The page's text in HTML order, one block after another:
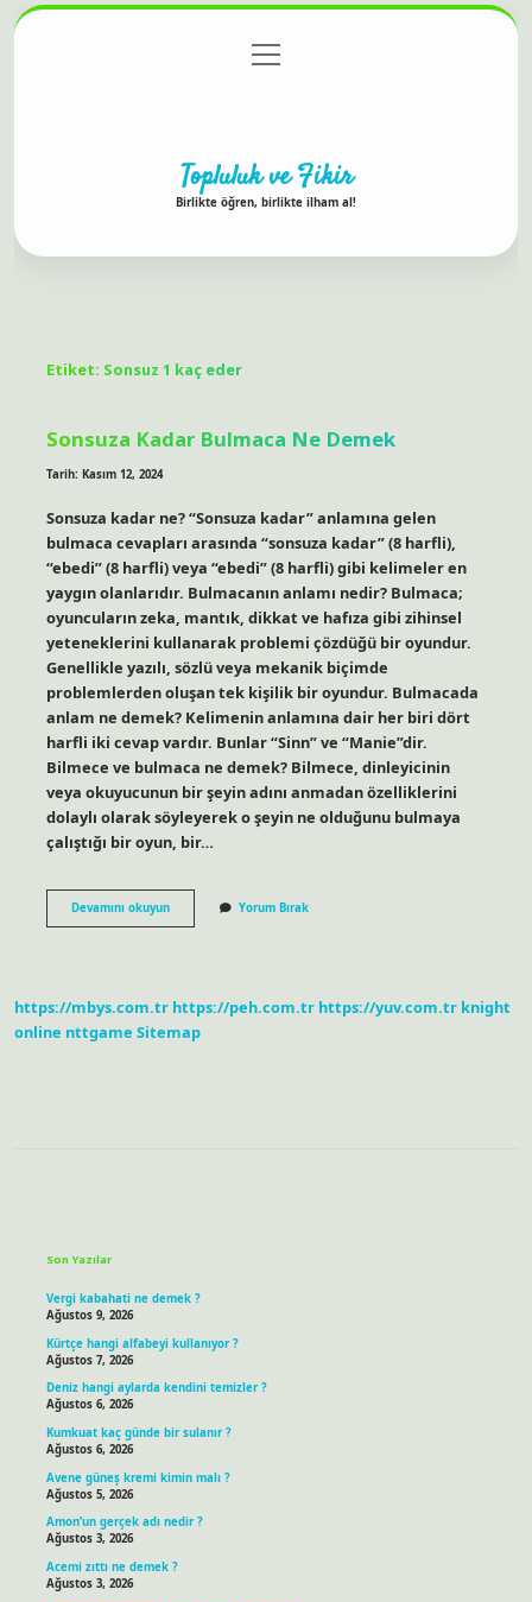
Gizlilik Politikası
menüyü
aç
Topluluk ve Fikir
Birlikte öğren, birlikte ilham al!
Etiket: Sonsuz 1 kaç eder
Sonsuza Kadar Bulmaca Ne Demek
Tarih: Kasım 12, 2024
Sonsuza kadar ne? “Sonsuza kadar” anlamına gelen
bulmaca cevapları arasında “sonsuza kadar” (8 harfli),
“ebedi” (8 harfli) veya “ebedi” (8 harfli) gibi kelimeler en
yaygın olanlarıdır. Bulmacanın anlamı nedir? Bulmaca;
oyuncuların zeka, mantık, dikkat ve hafıza gibi zihinsel
yeteneklerini kullanarak problemi çözdüğü bir oyundur.
Genellikle yazılı, sözlü veya mekanik biçimde
problemlerden oluşan tek kişilik bir oyundur. Bulmacada
anlam ne demek? Kelimenin anlamına dair her biri dört
harfli iki cevap vardır. Bunlar “Sinn” ve “Manie”dir.
Bilmece ve bulmaca ne demek? Bilmece, dinleyicinin
veya okuyucunun bir şeyin adını anmadan özelliklerini
dolaylı olarak söyleyerek o şeyin ne olduğunu bulmaya
çalıştığı bir oyun, bir…
Devamını okuyunSonsuza
Kadar
Yorum Bırak
https://mbys.com.tr https://peh.com.tr https://yuv.com.tr knight
online nttgame Sitemap
Son Yazılar
Vergi kabahati ne demek ?
Ağustos 9, 2026
Kürtçe hangi alfabeyi kullanıyor ?
Ağustos 7, 2026
Deniz hangi aylarda kendini temizler ?
Ağustos 6, 2026
Kumkuat kaç günde bir sulanır ?
Ağustos 6, 2026
Avene güneş kremi kimin malı ?
Ağustos 5, 2026
Amon’un gerçek adı nedir ?
Ağustos 3, 2026
Acemi zıttı ne demek ?
Ağustos 3, 2026